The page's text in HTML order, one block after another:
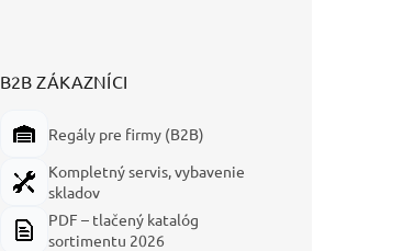
B2B ZÁKAZNÍCI
Regály pre firmy (B2B)
Kompletný servis, vybavenie
skladov
PDF – tlačený katalóg
sortimentu 2026